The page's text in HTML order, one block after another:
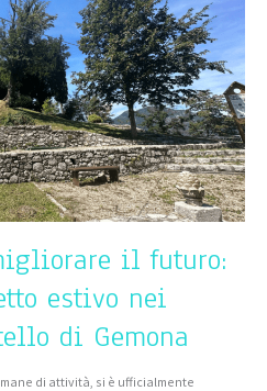
il futuro:
estivo nei
di Gemona
di attività, si è ufficialmente